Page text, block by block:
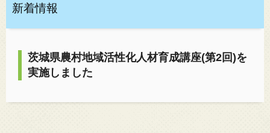
新着情報
茨城県農村地域活性化人材育成講座(第2回)を
実施しました